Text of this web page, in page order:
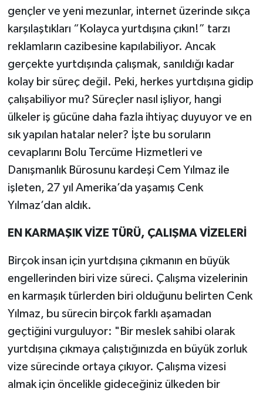
gençler ve yeni mezunlar, internet üzerinde sıkça
karşılaştıkları “Kolayca yurtdışına çıkın!” tarzı
reklamların cazibesine kapılabiliyor. Ancak
gerçekte yurtdışında çalışmak, sanıldığı kadar
kolay bir süreç değil. Peki, herkes yurtdışına gidip
çalışabiliyor mu? Süreçler nasıl işliyor, hangi
ülkeler iş gücüne daha fazla ihtiyaç duyuyor ve en
sık yapılan hatalar neler? İşte bu soruların
cevaplarını Bolu Tercüme Hizmetleri ve
Danışmanlık Bürosunu kardeşi Cem Yılmaz ile
işleten, 27 yıl Amerika’da yaşamış Cenk
Yılmaz’dan aldık.
EN KARMAŞIK VİZE TÜRÜ, ÇALIŞMA VİZELERİ
Birçok insan için yurtdışına çıkmanın en büyük
engellerinden biri vize süreci. Çalışma vizelerinin
en karmaşık türlerden biri olduğunu belirten Cenk
Yılmaz, bu sürecin birçok farklı aşamadan
geçtiğini vurguluyor: "Bir meslek sahibi olarak
yurtdışına çıkmaya çalıştığınızda en büyük zorluk
vize sürecinde ortaya çıkıyor. Çalışma vizesi
almak için öncelikle gideceğiniz ülkeden bir